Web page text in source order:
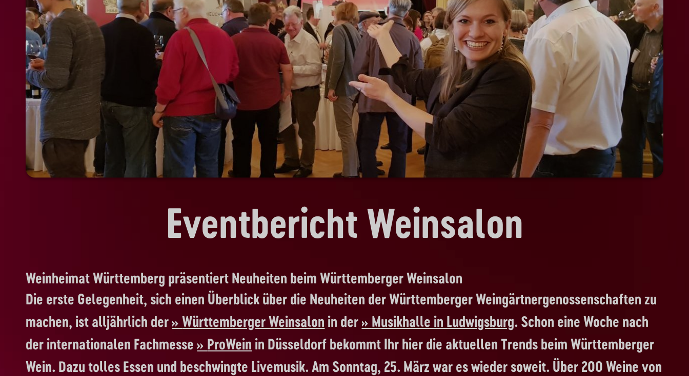
Eventbericht Weinsalon
Weinheimat Württemberg präsentiert Neuheiten beim Württemberger Weinsalon
Die erste Gelegenheit, sich einen Überblick über die Neuheiten der Württemberger Weingärtnergenossenschaften zu
machen, ist alljährlich der
Württemberger Weinsalon in der Musikhalle in Ludwigsburg. Schon eine Woche nach
der internationalen Fachmesse
ProWein in Düsseldorf bekommt Ihr hier die aktuellen Trends beim Württemberger
Wein. Dazu tolles Essen und beschwingte Livemusik. Am Sonntag, 25. März war es wieder soweit. Über 200 Weine von